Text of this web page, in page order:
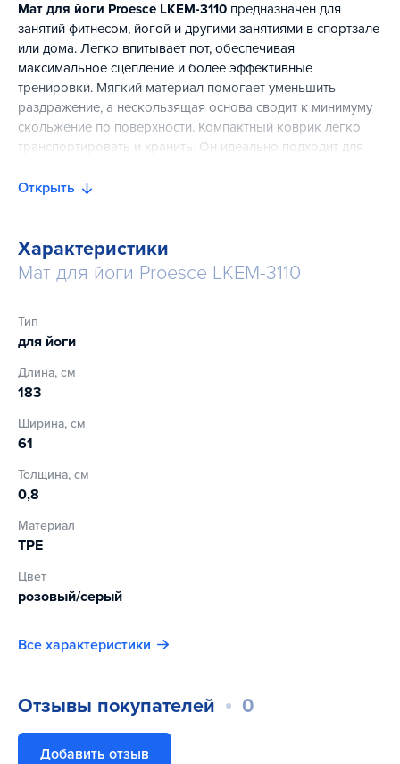
Мат для йоги Proesce LKEM-3110 предназначен для
занятий фитнесом, йогой и другими занятиями в спортзале
или дома. Легко впитывает пот, обеспечивая
максимальное сцепление и более эффективные
тренировки. Мягкий материал помогает уменьшить
раздражение, а нескользящая основа сводит к минимуму
скольжение по поверхности. Компактный коврик легко
транспортировать и хранить. Он идеально подходит для
коврику.
Открыть
Характеристики
Мат для йоги Proesce LKEM-3110
Тип
для йоги
Длина, см
183
Ширина, см
61
Толщина, см
0,8
Материал
TPE
Цвет
розовый/серый
Все характеристики
Отзывы покупателей 0
Добавить отзыв